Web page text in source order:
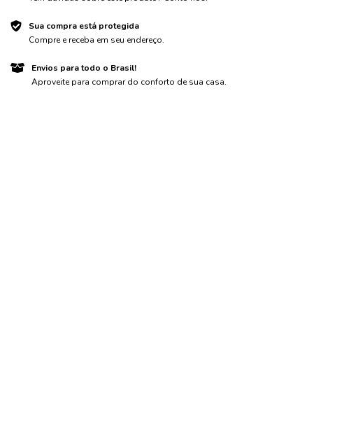
Sua compra está protegida
Compre e receba em seu endereço.
Envios para todo o Brasil!
Aproveite para comprar do conforto de sua casa.